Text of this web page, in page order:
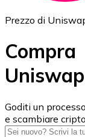
USD Coin
USDC
Prezzo di
Compra
Goditi un
e scambiare